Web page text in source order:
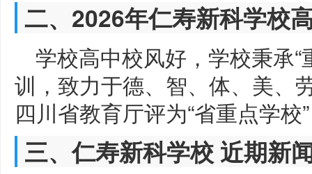
二、2026年仁寿新科学校
学校高中校风好，学校秉承
训，致力于德、智、体、美、
四川省教育厅评为“省重点学校”
三、仁寿新科学校 近期新